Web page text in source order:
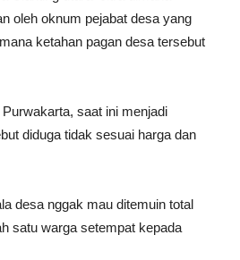
oleh oknum pejabat desa yang
ketahan pagan desa tersebut
saat ini menjadi
diduga tidak sesuai harga dan
desa nggak mau ditemuin total
satu warga setempat kepada